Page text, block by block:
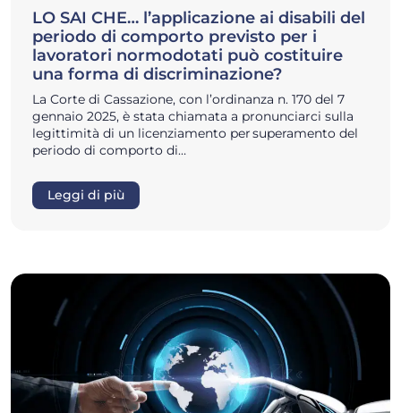
LO SAI CHE… l’applicazione ai disabili del
periodo di comporto previsto per i
lavoratori normodotati può costituire
una forma di discriminazione?
La Corte di Cassazione, con l’ordinanza n. 170 del 7
gennaio 2025, è stata chiamata a pronunciarci sulla
legittimità di un licenziamento per superamento del
periodo di comporto di…
Leggi di più